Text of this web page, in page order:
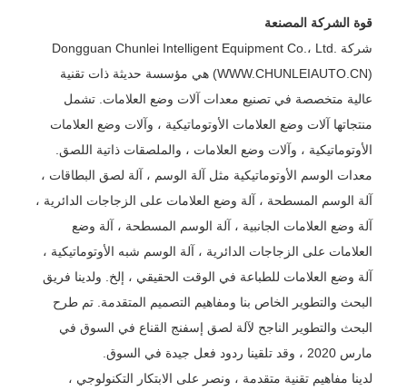
قوة الشركة المصنعة
شركة Dongguan Chunlei Intelligent Equipment Co.، Ltd.
(WWW.CHUNLEIAUTO.CN) هي مؤسسة حديثة ذات تقنية
عالية متخصصة في تصنيع معدات آلات وضع العلامات. تشمل
منتجاتها آلات وضع العلامات الأوتوماتيكية ، وآلات وضع العلامات
الأوتوماتيكية ، وآلات وضع العلامات ، والملصقات ذاتية اللصق.
معدات الوسم الأوتوماتيكية مثل آلة الوسم ، آلة لصق البطاقات ،
آلة الوسم المسطحة ، آلة وضع العلامات على الزجاجات الدائرية ،
آلة وضع العلامات الجانبية ، آلة الوسم المسطحة ، آلة وضع
العلامات على الزجاجات الدائرية ، آلة الوسم شبه الأوتوماتيكية ،
آلة وضع العلامات للطباعة في الوقت الحقيقي ، إلخ. ولدينا فريق
البحث والتطوير الخاص بنا ومفاهيم التصميم المتقدمة. تم طرح
البحث والتطوير الناجح لآلة لصق إسفنج القناع في السوق في
مارس 2020 ، وقد تلقينا ردود فعل جيدة في السوق.
لدينا مفاهيم تقنية متقدمة ، ونصر على الابتكار التكنولوجي ،